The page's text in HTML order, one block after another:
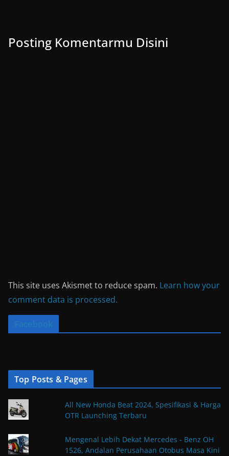
Posting Komentarmu Disini
This site uses Akismet to reduce spam. Learn how your
comment data is processed.
Facebook
Top Posts & Pages
All New Honda Beat 2024, Spesifikasi & Harga
OTR Launching Terbaru
Mengenal Lebih Dekat Mercedes - Benz OH
1526, Andalan Perusahaan Otobus Masa Kini